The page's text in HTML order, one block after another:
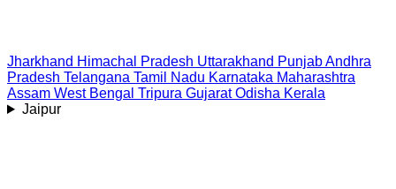
Jharkhand Himachal Pradesh Uttarakhand PunjabAndhra
Pradesh Telangana Tamil Nadu Karnataka Maharashtra
Assam West Bengal Tripura Gujarat Odisha Kerala
Jaipur